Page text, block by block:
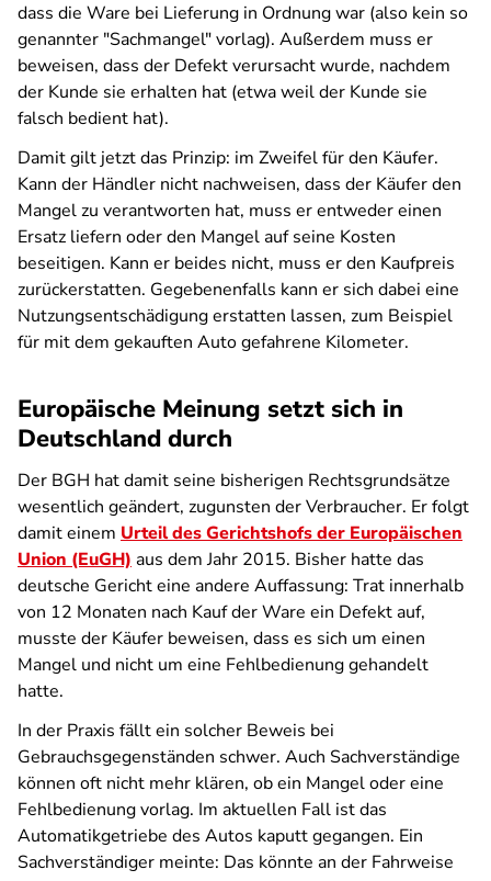
dass die Ware bei Lieferung in Ordnung war (also kein so
genannter "Sachmangel" vorlag). Außerdem muss er
beweisen, dass der Defekt verursacht wurde, nachdem
der Kunde sie erhalten hat (etwa weil der Kunde sie
falsch bedient hat).
Damit gilt jetzt das Prinzip: im Zweifel für den Käufer.
Kann der Händler nicht nachweisen, dass der Käufer den
Mangel zu verantworten hat, muss er entweder einen
Ersatz liefern oder den Mangel auf seine Kosten
beseitigen. Kann er beides nicht, muss er den Kaufpreis
zurückerstatten. Gegebenenfalls kann er sich dabei eine
Nutzungsentschädigung erstatten lassen, zum Beispiel
für mit dem gekauften Auto gefahrene Kilometer.
Europäische Meinung setzt sich in
Deutschland durch
Der BGH hat damit seine bisherigen Rechtsgrundsätze
wesentlich geändert, zugunsten der Verbraucher. Er folgt
damit einem Urteil des Gerichtshofs der Europäischen
Union (EuGH) aus dem Jahr 2015. Bisher hatte das
deutsche Gericht eine andere Auffassung: Trat innerhalb
von 12 Monaten nach Kauf der Ware ein Defekt auf,
musste der Käufer beweisen, dass es sich um einen
Mangel und nicht um eine Fehlbedienung gehandelt
hatte.
In der Praxis fällt ein solcher Beweis bei
Gebrauchsgegenständen schwer. Auch Sachverständige
können oft nicht mehr klären, ob ein Mangel oder eine
Fehlbedienung vorlag. Im aktuellen Fall ist das
Automatikgetriebe des Autos kaputt gegangen. Ein
Sachverständiger meinte: Das könnte an der Fahrweise